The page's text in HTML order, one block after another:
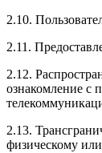
2.10.
2.11.
2.12.
ознакомление с
2.13.
физическому